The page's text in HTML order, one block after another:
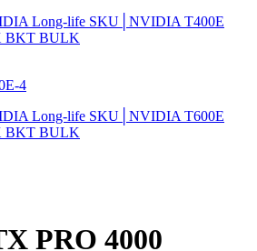
Long-life SKU│NVIDIA T400E
BKT BULK
4
Long-life SKU│NVIDIA T600E
BKT BULK
PRO 4000